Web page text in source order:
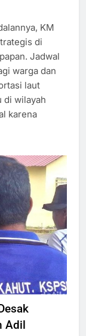
KM
di
Jadwal
warga dan
laut
di wilayah
karena
Adil